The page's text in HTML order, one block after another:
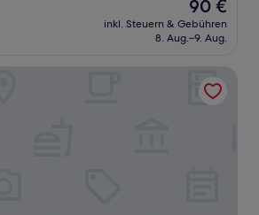
Preis
beträgt
90 €
inkl. Steuern & Gebühren
8. Aug.–9. Aug.
Shenzhen Airport Residences